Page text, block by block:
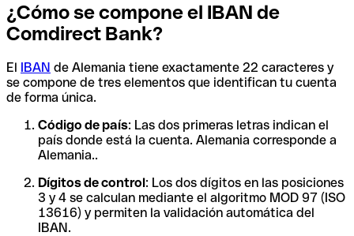
¿Cómo se compone el IBAN de
Comdirect Bank?
El IBAN de Alemania tiene exactamente 22 caracteres y
se compone de tres elementos que identifican tu cuenta
de forma única.
Código de país: Las dos primeras letras indican el
país donde está la cuenta. Alemania corresponde a
Alemania..
Dígitos de control: Los dos dígitos en las posiciones
3 y 4 se calculan mediante el algoritmo MOD 97 (ISO
13616) y permiten la validación automática del
IBAN.